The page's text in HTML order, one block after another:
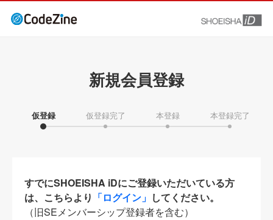
新規会員登録
仮登録 仮登録完了 本登録 本登録完了
すでにSHOEISHA iDにご登録いただいている方
は、こちらより 「ログイン」 してください。
（旧SEメンバーシップ登録者を含む）